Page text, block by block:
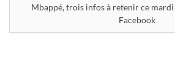
Mbappé, trois infos à retenir ce
Facebook